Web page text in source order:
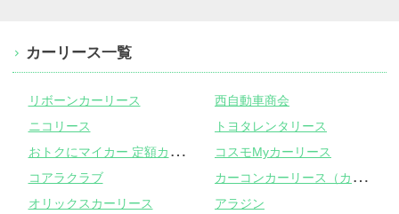
カーリース一覧
リボーンカーリース
西自動車商会
ニコリース
トヨタレンタリース
お
トクにマイカー 定額カルモくん
コスモMyカーリース
コアラクラブ
カ
ーコンカーリース（カーコンビニ倶楽部）
オリックスカーリース アラジン